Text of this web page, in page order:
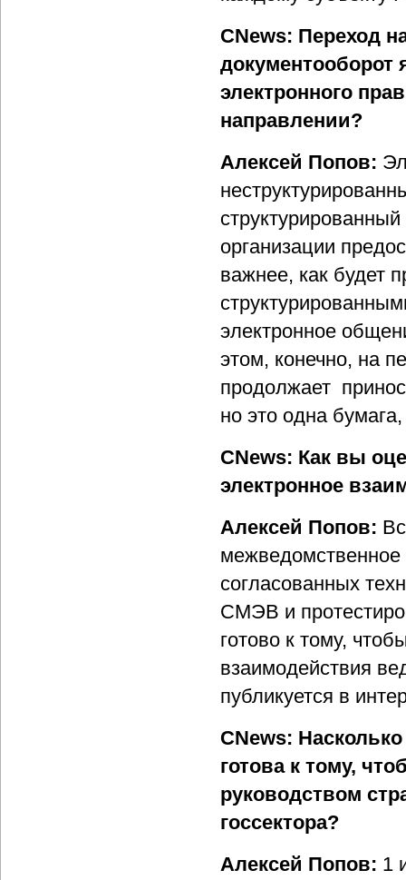
CNews: Переход
электронного
направлении?
Алексей Попов:
организации
важнее, как будет
электронное
этом, конечно, на
продолжает
но это одна
CNews: Как вы
электронное
Алексей Попов:
межведомственное
согласованных
СМЭВ и
готово к тому,
взаимодействия
публикуется в
CNews:
готова к тому,
руководством
госсектора?
Алексей Попов: 1